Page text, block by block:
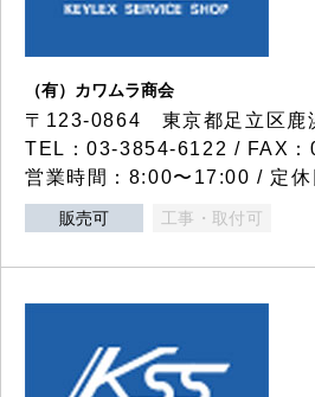
（有）カワムラ商会
〒123-0864 東京都足立区鹿
TEL：03-3854-6122 / FAX
営業時間：8:00〜17:00 / 定休
販売可 工事・取付可